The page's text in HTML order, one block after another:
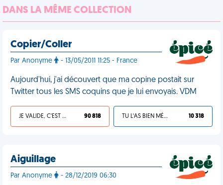
DANS LA MÊME COLLECTION
Copier/Coller
Par Anonyme - 13/05/2011 11:25 - France
Aujourd'hui, j'ai découvert que ma copine postait sur
Twitter tous les SMS coquins que je lui envoyais. VDM
JE VALIDE, C'EST UNE VDM 90 818 TU L'AS BIEN MÉRITÉ 10 318
Aiguillage
Par Anonyme - 28/12/2019 06:30